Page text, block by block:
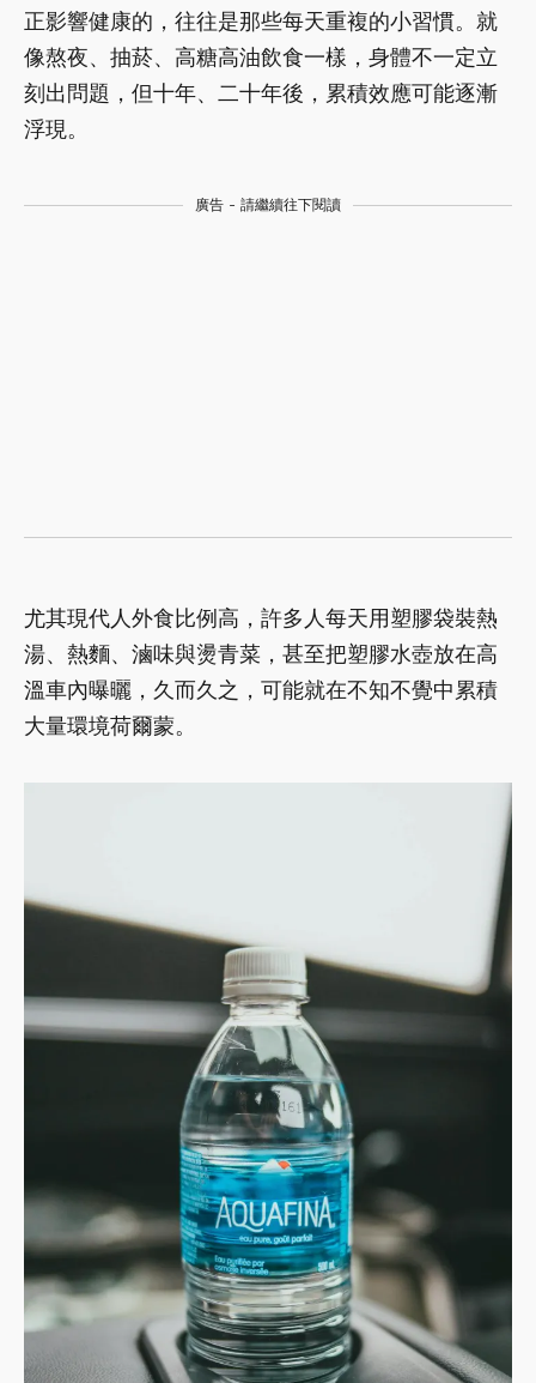
正影響健康的，往往是那些每天重複的小習慣。就
像熬夜、抽菸、高糖高油飲食一樣，身體不一定立
刻出問題，但十年、二十年後，累積效應可能逐漸
浮現。
廣告 - 請繼續往下閱讀
尤其現代人外食比例高，許多人每天用塑膠袋裝熱
湯、熱麵、滷味與燙青菜，甚至把塑膠水壺放在高
溫車內曝曬，久而久之，可能就在不知不覺中累積
大量環境荷爾蒙。